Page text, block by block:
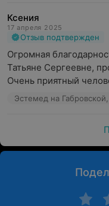
Ксения
17 апреля 2025
Отзыв подтвержден
Огромная
Татьяне Сергеевне,
Очень приятный
Эстемед на